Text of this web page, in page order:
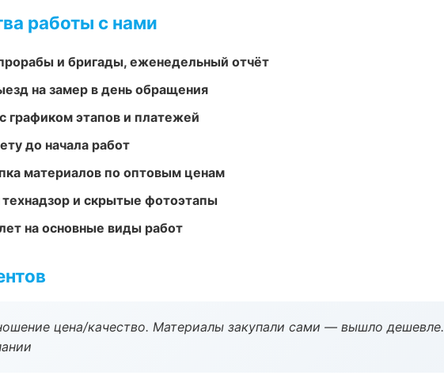
работы с нами
и бригады, еженедельный отчёт
на замер в день обращения
графиком этапов и платежей
до начала работ
материалов по оптовым ценам
и скрытые фотоэтапы
на основные виды работ
цена/качество. Материалы закупали сами — вышло дешевле.